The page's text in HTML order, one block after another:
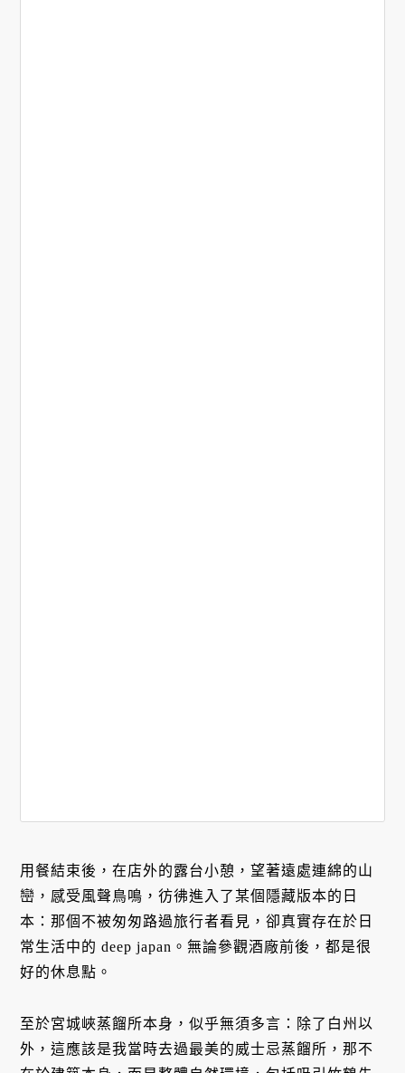
用餐結束後，在店外的露台小憩，望著遠處連綿的山
巒，感受風聲鳥鳴，彷彿進入了某個隱藏版本的日
本：那個不被匆匆路過旅行者看見，卻真實存在於日
常生活中的 deep japan。無論參觀酒廠前後，都是很
好的休息點。
至於宮城峽蒸餾所本身，似乎無須多言：除了白州以
外，這應該是我當時去過最美的威士忌蒸餾所，那不